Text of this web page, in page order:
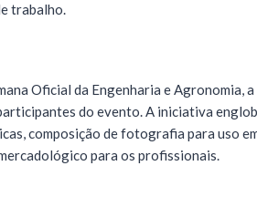
trabalho.
Oficial da Engenharia e Agronomia,
do evento. A iniciativa
composição de fotografia para uso
para os profissionais.